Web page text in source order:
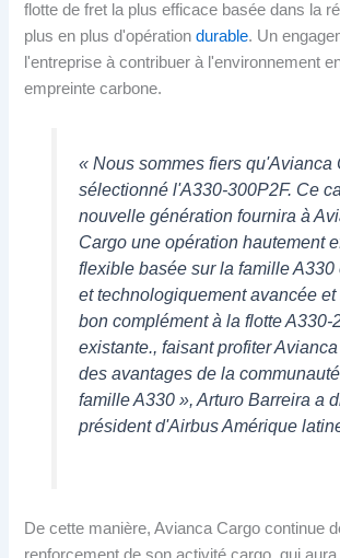
flotte de fret la plus efficace basée dans la
plus en plus d'opérationdurable. Un
l'entreprise à contribuer à l'environnement
empreinte carbone.
« Nous sommes fiers qu'Avianca
sélectionné l'A330-300P2F. Ce
nouvelle génération fournira à
Cargo une opération hautement
flexible basée sur la famille A330
et technologiquement avancée et
bon complément à la flotte A330-
existante., faisant profiter
des avantages de la
famille A330 », Arturo Barreira a
président d'Airbus Amérique
De cette manière, Avianca Cargo continue